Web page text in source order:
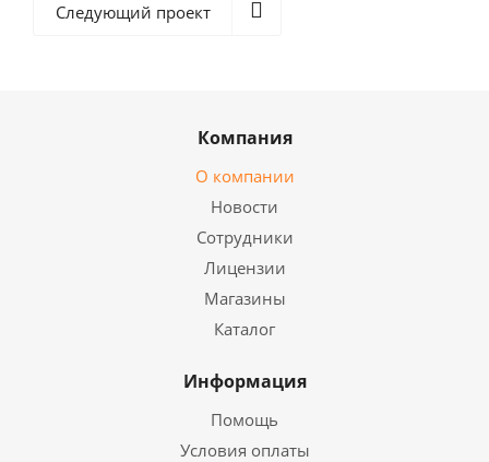
Следующий проект
Компания
О компании
Новости
Сотрудники
Лицензии
Магазины
Каталог
Информация
Помощь
Условия оплаты